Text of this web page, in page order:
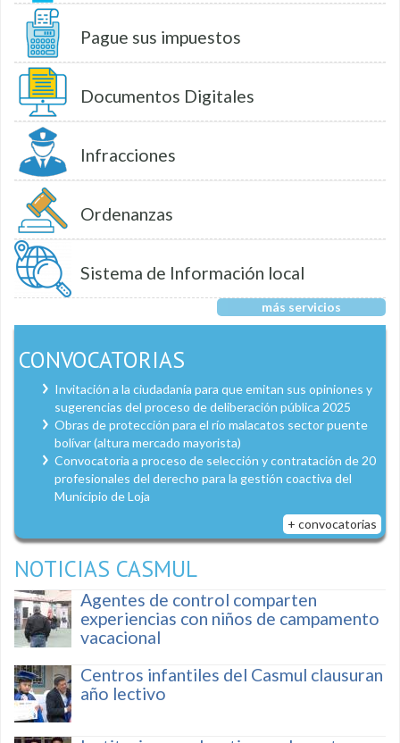
Pague sus impuestos
Documentos Digitales
Infracciones
Ordenanzas
Sistema de Información local
más servicios
CONVOCATORIAS
Invitación a la ciudadanía para que emitan sus opiniones y
sugerencias del proceso de deliberación pública 2025
Obras de protección para el río malacatos sector puente
bolívar (altura mercado mayorista)
Convocatoria a proceso de selección y contratación de 20
profesionales del derecho para la gestión coactiva del
Municipio de Loja
+ convocatorias
NOTICIAS CASMUL
Agentes de control comparten
experiencias con niños de campamento
vacacional
Centros infantiles del Casmul clausuran
año lectivo